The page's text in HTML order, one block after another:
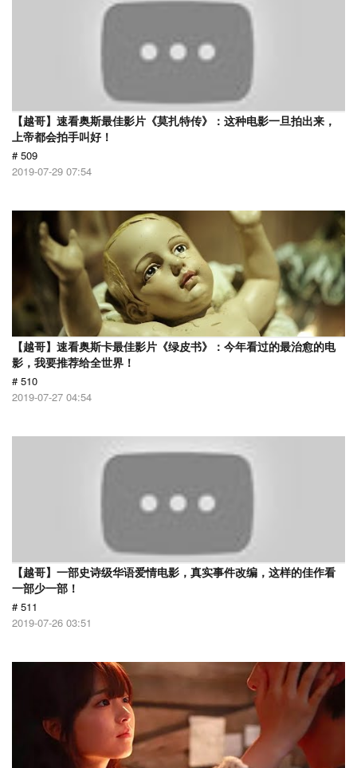
【越哥】速看奥斯最佳影片《莫扎特传》：这种电影一旦拍出来，
上帝都会拍手叫好！
# 509
2019-07-29 07:54
【越哥】速看奥斯卡最佳影片《绿皮书》：今年看过的最治愈的电
影，我要推荐给全世界！
# 510
2019-07-27 04:54
【越哥】一部史诗级华语爱情电影，真实事件改编，这样的佳作看
一部少一部！
# 511
2019-07-26 03:51